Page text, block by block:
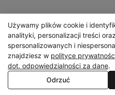
Używamy plików cookie i
analityki, personalizacji treści
spersonalizowanych i
znajdziesz w polityce
dot. odpowiedzialności za dane.
Odrzuć